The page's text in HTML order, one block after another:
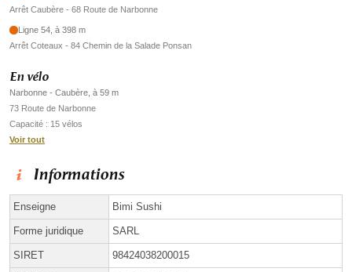
Arrêt Caubère - 68 Route de Narbonne
Ligne 54, à 398 m
Arrêt Coteaux - 84 Chemin de la Salade Ponsan
En vélo
Narbonne - Caubère, à 59 m
73 Route de Narbonne
Capacité : 15 vélos
Voir tout
Informations
Enseigne Bimi Sushi
Forme juridique SARL
SIRET 98424038200015